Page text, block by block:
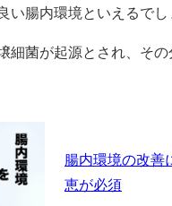
い腸内環境といえるでし
細菌が起源とされ、そ
腸内環境の改善
恵が必須